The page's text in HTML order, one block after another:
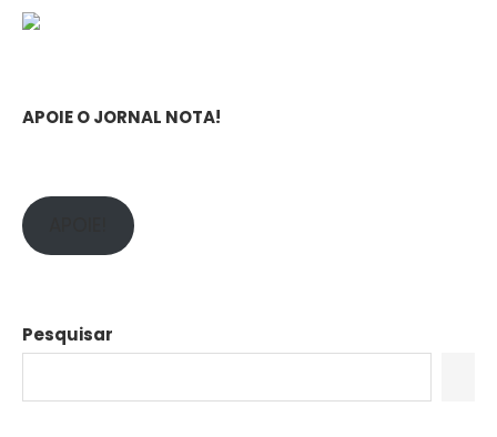
APOIE O JORNAL NOTA!
Pesquisar